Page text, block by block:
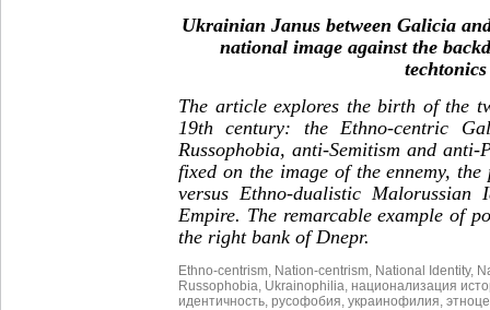
Ukrainian Janus between Galicia
national image against the
techtonics
The article explores the birth of the
19th century: the Ethno-centric
Russophobia, anti-Semitism and
fixed on the image of the ennemy,
versus Ethno-dualistic Malorussian
Empire. The remarcable example of
the right bank of Dnepr.
Ethno-centrism Nation-centrism National Identity,
Russophobia Ukrainophilia национализация
идентичность русофобия украинофилия